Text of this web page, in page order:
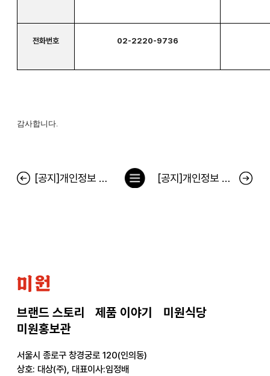
전화번호 02-2220-9736
감사합니다.
[공지]개인정보 취급방침 변경의 건 [공지]개인정보 처리방침 변경 고지
목
브랜드 스토리 제품 이야기
미원식당
미원홍보관
미
서울시 종로구 창경궁로 120(인의동)
상호: 대상(주), 대표이사:임정배